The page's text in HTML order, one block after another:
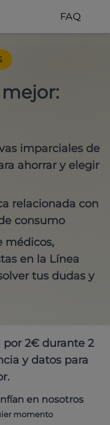
FAQ
imparciales de
ahorrar y elegir
relacionada con
consumo
médicos,
en la Línea
tus dudas y
por 2€ durante 2
y datos para
en nosotros
momento